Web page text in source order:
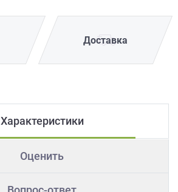
Доставка
Характеристики
Оценить